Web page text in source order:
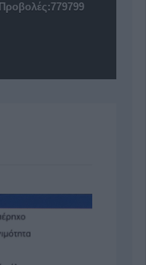
Προβολές:779799